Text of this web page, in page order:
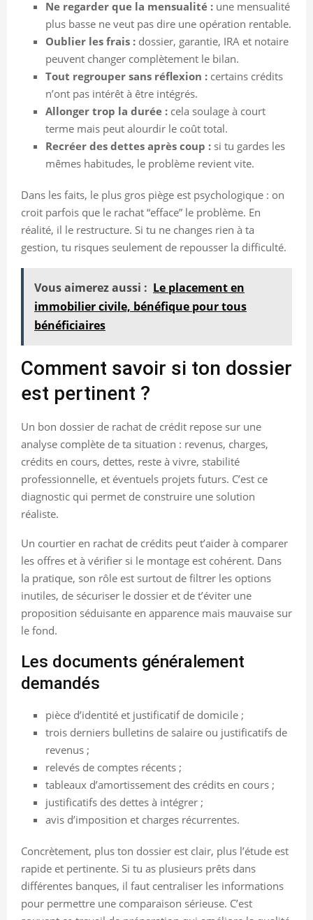
Ne regarder que la mensualité : une mensualité
plus basse ne veut pas dire une opération rentable.
Oublier les frais : dossier, garantie, IRA et notaire
peuvent changer complètement le bilan.
Tout regrouper sans réflexion : certains crédits
n’ont pas intérêt à être intégrés.
Allonger trop la durée : cela soulage à court
terme mais peut alourdir le coût total.
Recréer des dettes après coup : si tu gardes les
mêmes habitudes, le problème revient vite.
Dans les faits, le plus gros piège est psychologique : on
croit parfois que le rachat “efface” le problème. En
réalité, il le restructure. Si tu ne changes rien à ta
gestion, tu risques seulement de repousser la difficulté.
Vous aimerez aussi : Le placement en
immobilier civile, bénéfique pour tous
bénéficiaires
Comment savoir si ton dossier
est pertinent ?
Un bon dossier de rachat de crédit repose sur une
analyse complète de ta situation : revenus, charges,
crédits en cours, dettes, reste à vivre, stabilité
professionnelle, et éventuels projets futurs. C’est ce
diagnostic qui permet de construire une solution
réaliste.
Un courtier en rachat de crédits peut t’aider à comparer
les offres et à vérifier si le montage est cohérent. Dans
la pratique, son rôle est surtout de filtrer les options
inutiles, de sécuriser le dossier et de t’éviter une
proposition séduisante en apparence mais mauvaise sur
le fond.
Les documents généralement
demandés
pièce d’identité et justificatif de domicile ;
trois derniers bulletins de salaire ou justificatifs de
revenus ;
relevés de comptes récents ;
tableaux d’amortissement des crédits en cours ;
justificatifs des dettes à intégrer ;
avis d’imposition et charges récurrentes.
Concrètement, plus ton dossier est clair, plus l’étude est
rapide et pertinente. Si tu as plusieurs prêts dans
différentes banques, il faut centraliser les informations
pour permettre une comparaison sérieuse. C’est